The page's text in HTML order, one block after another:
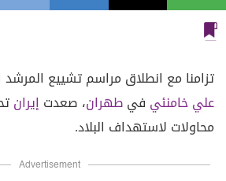
تزامنا مع انطلاق مراسم تشييع المرشد
علي خامنئي فيطهران، صعدت إيران
محاولات لاستهداف البلاد.
Advertisement